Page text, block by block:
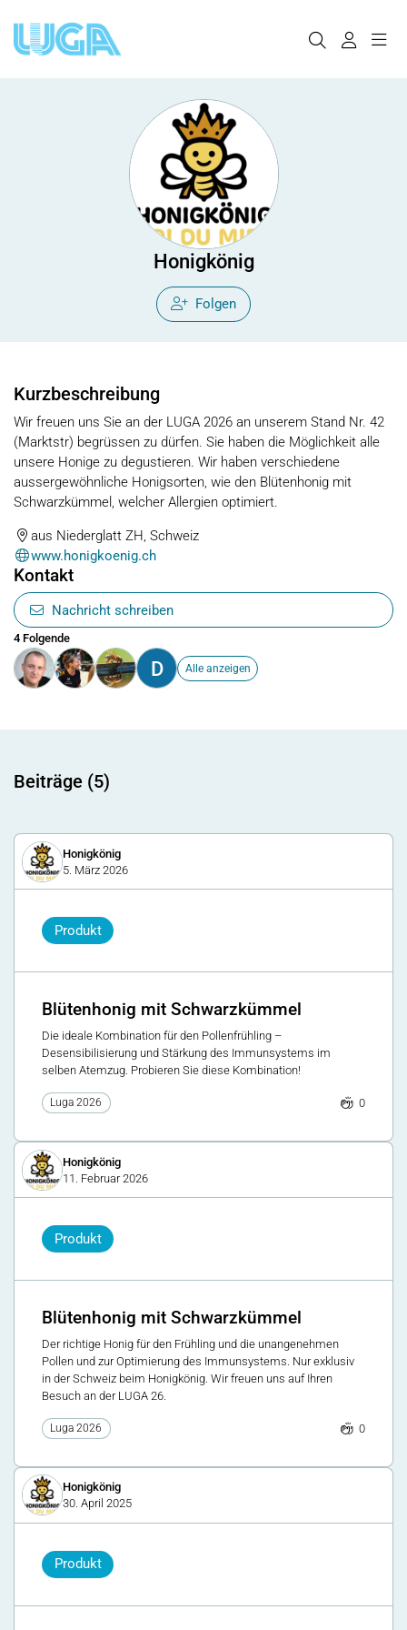
Honigkönig
Folgen
Kurzbeschreibung
Wir freuen uns Sie an der LUGA 2026 an unserem Stand Nr. 42
(Marktstr) begrüssen zu dürfen. Sie haben die Möglichkeit alle
unsere Honige zu degustieren. Wir haben verschiedene
aussergewöhnliche Honigsorten, wie den Blütenhonig mit
Schwarzkümmel, welcher Allergien optimiert.
aus Niederglatt ZH, Schweiz
www.honigkoenig.ch
Kontakt
Nachricht schreiben
4 Folgende
D Alle anzeigen
Beiträge (5)
Honigkönig
5. März 2026
Produkt
Blütenhonig mit Schwarzkümmel
Die ideale Kombination für den Pollenfrühling –
Desensibilisierung und Stärkung des Immunsystems im
selben Atemzug. Probieren Sie diese Kombination!
Luga 2026 0
Honigkönig
11. Februar 2026
Produkt
Blütenhonig mit Schwarzkümmel
Der richtige Honig für den Frühling und die unangenehmen
Pollen und zur Optimierung des Immunsystems. Nur exklusiv
in der Schweiz beim Honigkönig. Wir freuen uns auf Ihren
Besuch an der LUGA 26.
Luga 2026 0
Honigkönig
30. April 2025
Produkt